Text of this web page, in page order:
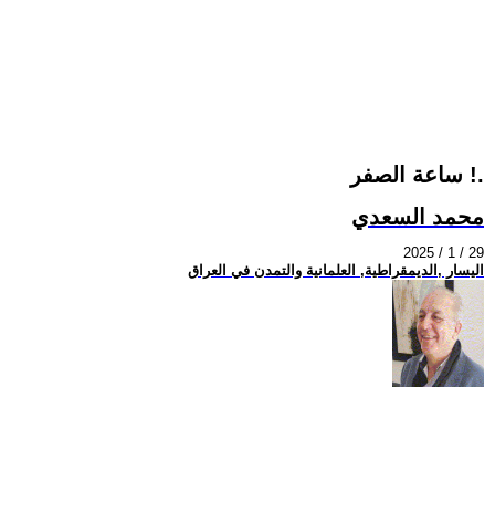
ساعة الصفر !.
محمد السعدي
2025 / 1 / 29
اليسار ,الديمقراطية, العلمانية والتمدن في العراق